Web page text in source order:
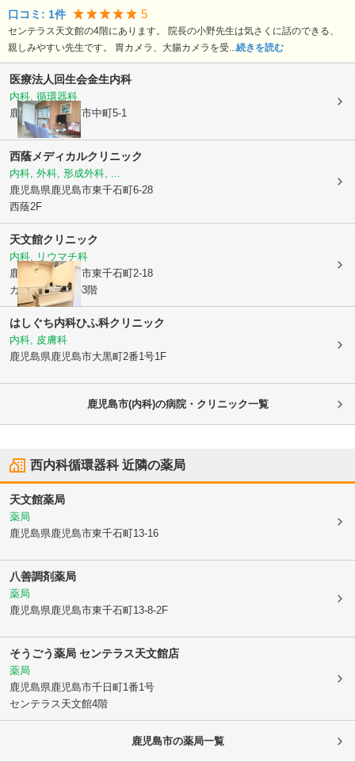
口コミ: 1件 5
センテラス天文館の4階にあります。 院長の小野先生は気さくに話のできる、
親しみやすい先生です。 胃カメラ、大腸カメラを受... 続きを読む
医療法人回生会金生内科
内科, 循環器科
鹿児島県鹿児島市中町5-1
西蔭メディカルクリニック
内科, 外科, 形成外科, ...
鹿児島県鹿児島市東千石町6-28
西蔭2F
天文館クリニック
内科, リウマチ科
鹿児島県鹿児島市東千石町2-18
カゴシマ旭ビル3階
はしぐち内科ひふ科クリニック
内科, 皮膚科
鹿児島県鹿児島市大黒町2番1号1F
鹿児島市(内科)の病院・クリニック一覧
西内科循環器科近隣の薬局
天文館薬局
薬局
鹿児島県鹿児島市東千石町13-16
八善調剤薬局
薬局
鹿児島県鹿児島市東千石町13-8-2F
そうごう薬局 センテラス天文館店
薬局
鹿児島県鹿児島市千日町1番1号
センテラス天文館4階
鹿児島市の薬局一覧